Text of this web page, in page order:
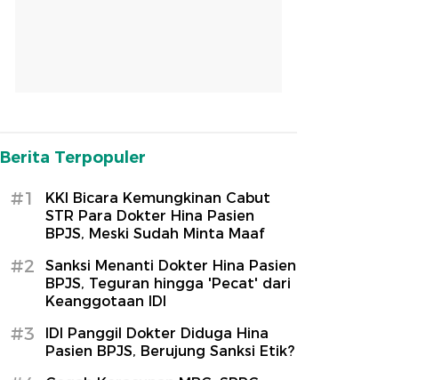
Berita Terpopuler
#1
KKI Bicara Kemungkinan Cabut
STR Para Dokter Hina Pasien
BPJS, Meski Sudah Minta Maaf
#2
Sanksi Menanti Dokter Hina Pasien
BPJS, Teguran hingga 'Pecat' dari
Keanggotaan IDI
#3
IDI Panggil Dokter Diduga Hina
Pasien BPJS, Berujung Sanksi Etik?